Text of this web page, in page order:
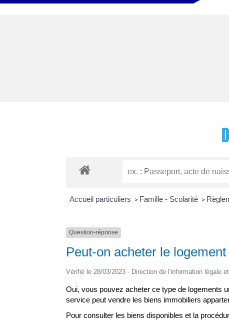
Accueil particuliers > Famille - Scolarité >
Question-réponse
Peut-on acheter le
Vérifié le 28/03/2023 - Direction de l'information légale
Oui, vous pouvez acheter ce type de logements
service peut vendre les biens immobiliers
Pour consulter les biens disponibles et la